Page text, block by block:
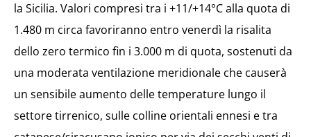
la Sicilia. Valori compresi tra i +11/+14°C alla quota di
1.480 m circa favoriranno entro venerdì la risalita
dello zero termico fin i 3.000 m di quota, sostenuti da
una moderata ventilazione meridionale che causerà
un sensibile aumento delle temperature lungo il
settore tirrenico, sulle colline orientali ennesi e tra